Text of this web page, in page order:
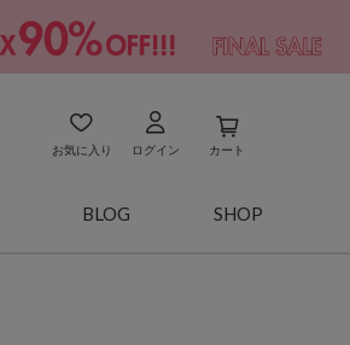
お気に入り ログイン カート
BLOG SHOP